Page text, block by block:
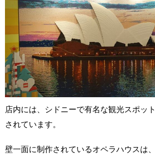
店内には、シドニーで有名な観光スポッ
されています。
壁一面に制作されているオペラハウスは